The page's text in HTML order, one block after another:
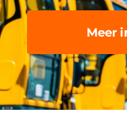
Meer